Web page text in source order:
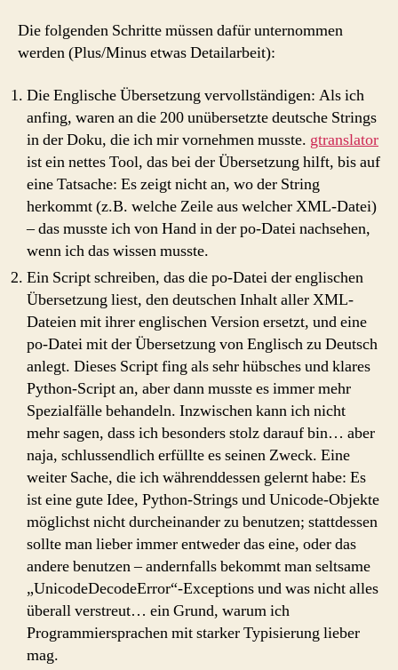
Die folgenden Schritte müssen dafür unternommen
werden (Plus/Minus etwas Detailarbeit):
Die Englische Übersetzung vervollständigen: Als ich
anfing, waren an die 200 unübersetzte deutsche Strings
in der Doku, die ich mir vornehmen musste. gtranslator
ist ein nettes Tool, das bei der Übersetzung hilft, bis auf
eine Tatsache: Es zeigt nicht an, wo der String
herkommt (z.B. welche Zeile aus welcher XML-Datei)
– das musste ich von Hand in der po-Datei nachsehen,
wenn ich das wissen musste.
Ein Script schreiben, das die po-Datei der englischen
Übersetzung liest, den deutschen Inhalt aller XML-
Dateien mit ihrer englischen Version ersetzt, und eine
po-Datei mit der Übersetzung von Englisch zu Deutsch
anlegt. Dieses Script fing als sehr hübsches und klares
Python-Script an, aber dann musste es immer mehr
Spezialfälle behandeln. Inzwischen kann ich nicht
mehr sagen, dass ich besonders stolz darauf bin… aber
naja, schlussendlich erfüllte es seinen Zweck. Eine
weiter Sache, die ich währenddessen gelernt habe: Es
ist eine gute Idee, Python-Strings und Unicode-Objekte
möglichst nicht durcheinander zu benutzen; stattdessen
sollte man lieber immer entweder das eine, oder das
andere benutzen – andernfalls bekommt man seltsame
„UnicodeDecodeError“-Exceptions und was nicht alles
überall verstreut… ein Grund, warum ich
Programmiersprachen mit starker Typisierung lieber
mag.